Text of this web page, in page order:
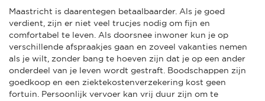
Maastricht is daarentegen betaalbaarder. Als je goed
verdient, zijn er niet veel trucjes nodig om fijn en
comfortabel te leven. Als doorsnee inwoner kun je op
verschillende afspraakjes gaan en zoveel vakanties nemen
als je wilt, zonder bang te hoeven zijn dat je op een ander
onderdeel van je leven wordt gestraft. Boodschappen zijn
goedkoop en een ziektekostenverzekering kost geen
fortuin. Persoonlijk vervoer kan vrij duur zijn om te